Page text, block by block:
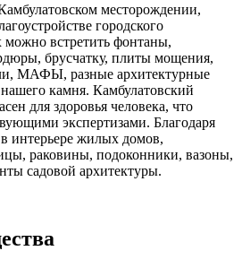
месторождении,
городского
можно встретить фонтаны,
брусчатку, плиты мощения,
МАФЫ, разные архитектурные
камня. Камбулатовский
для здоровья человека, что
экспертизами. Благодаря
интерьере жилых домов,
раковины, подоконники, вазоны,
садовой архитектуры.